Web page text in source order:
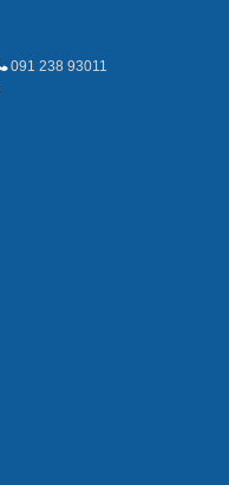
091 238 93011